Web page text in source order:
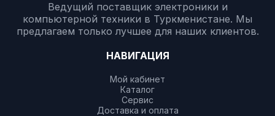
Ведущий поставщик электроники и
компьютерной техники в Туркменистане. Мы
предлагаем только лучшее для наших клиентов.
НАВИГАЦИЯ
Мой кабинет
Каталог
Сервис
Доставка и оплата